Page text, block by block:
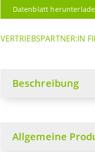
Datenblatt
VERTRIEBSPARTNER:IN
Beschreibung
Allgemeine